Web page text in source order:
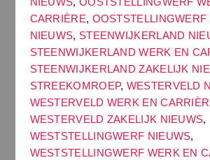
CARRIÈRE, OOSTSTELLINGWERF
NIEUWS, STEENWIJKERLAND
STEENWIJKERLAND WERK EN
STEENWIJKERLAND ZAKELIJK
STREEKOMROEP, WESTERVELD
WESTERVELD WERK EN
WESTERVELD ZAKELIJK NIEUWS,
WESTSTELLINGWERF NIEUWS,
WESTSTELLINGWERF WERK EN